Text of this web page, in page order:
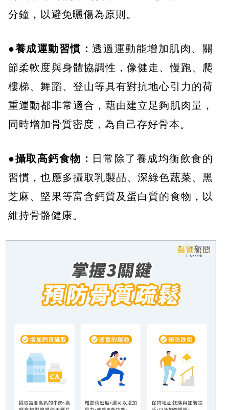
分鐘，以避免曬傷為原則。
●養成運動習慣：透過運動能增加肌肉、關
節柔軟度與身體協調性，像健走、慢跑、爬
樓梯、舞蹈、登山等具有對抗地心引力的荷
重運動都非常適合，藉由建立足夠肌肉量，
同時增加骨質密度，為自己存好骨本。
●攝取高鈣食物： 日常除了養成均衡飲食的
習慣，也應多攝取乳製品、深綠色蔬菜、黑
芝麻、堅果等富含鈣質及蛋白質的食物，以
維持骨骼健康。